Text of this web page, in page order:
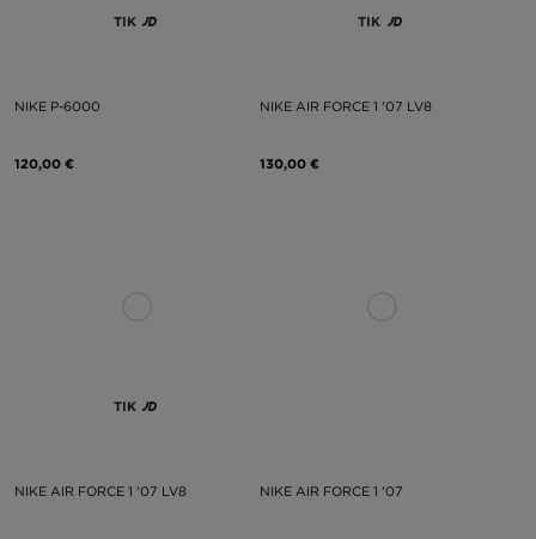
TIK
NIKE P-6000
120,00 €
TIK
NIKE AIR FORCE 1 '07 LV8
130,00 €
TIK
NIKE AIR FORCE 1 '07 LV8 NIKE AIR FORCE 1 '07